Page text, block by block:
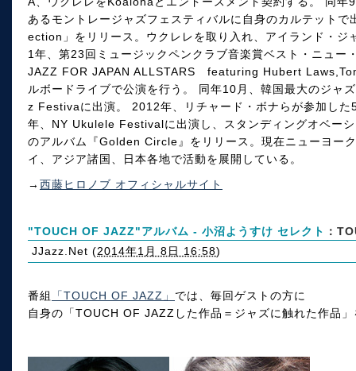
あるモントレージャズフェスティバルに自身のカルテット
ection」をリリース。ウクレレを取り入れ、アイランド・
1年、第23回ミュージックペンクラブ音楽賞ベスト・ニュ
JAZZ FOR JAPAN ALLSTARS featuring Hubert
ルボードライブで公演を行う。 同年10月、韓国最大のジ
z Festivaに出演。 2012年、リチャード・ボナらが参加し
年、NY Ukulele Festivalに出演し、スタンディングオベー
のアルバム『Golden Circle』をリリース。現在ニューヨー
イ、アジア諸国、日本各地で活動を展開している。
→ 西藤ヒロノブ オフィシャルサイト
"TOUCH OF JAZZ"アルバム - 小沼ようすけ セレクト ：
JJazz.Net (2014年1月 8日 16:58)
番組 「TOUCH OF JAZZ」 では、毎回ゲストの方に
自身の「TOUCH OF JAZZした作品＝ジャズに触れた作品